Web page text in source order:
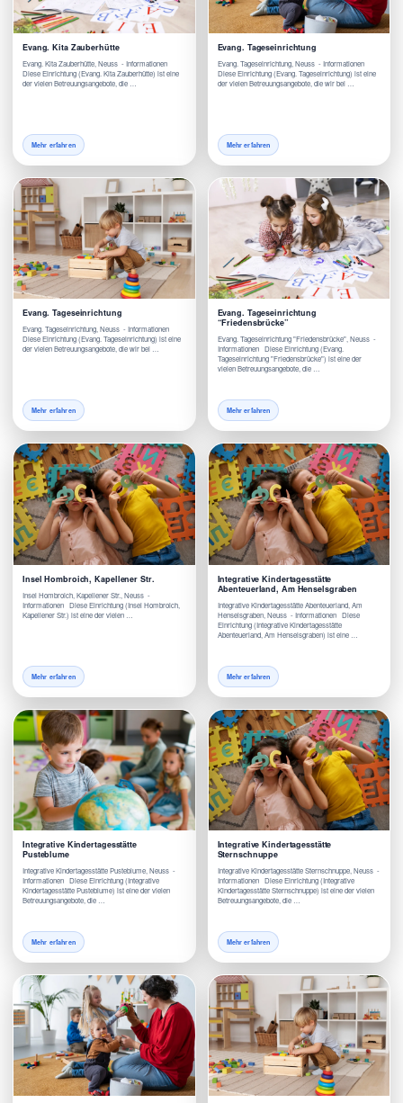
Evang. Kita Zauberhütte
Evang. Kita Zauberhütte, Neuss - Informationen
Diese Einrichtung (Evang. Kita Zauberhütte) ist eine
der vielen Betreuungsangebote, die …
Mehr erfahren
Evang. Tageseinrichtung
Evang. Tageseinrichtung, Neuss - Informationen
Diese Einrichtung (Evang. Tageseinrichtung) ist eine
der vielen Betreuungsangebote, die wir bei …
Mehr erfahren
Evang. Tageseinrichtung
Evang. Tageseinrichtung, Neuss - Informationen
Diese Einrichtung (Evang. Tageseinrichtung) ist eine
der vielen Betreuungsangebote, die wir bei …
Mehr erfahren
Evang. Tageseinrichtung
“Friedensbrücke”
Evang. Tageseinrichtung "Friedensbrücke", Neuss -
Informationen Diese Einrichtung (Evang.
Tageseinrichtung "Friedensbrücke") ist eine der
vielen Betreuungsangebote, die …
Mehr erfahren
Insel Hombroich, Kapellener Str.
Insel Hombroich, Kapellener Str., Neuss -
Informationen Diese Einrichtung (Insel Hombroich,
Kapellener Str.) ist eine der vielen …
Mehr erfahren
Integrative Kindertagesstätte
Abenteuerland, Am Henselsgraben
Integrative Kindertagesstätte Abenteuerland, Am
Henselsgraben, Neuss - Informationen Diese
Einrichtung (Integrative Kindertagesstätte
Abenteuerland, Am Henselsgraben) ist eine …
Mehr erfahren
Integrative Kindertagesstätte
Pusteblume
Integrative Kindertagesstätte Pusteblume, Neuss -
Informationen Diese Einrichtung (Integrative
Kindertagesstätte Pusteblume) ist eine der vielen
Betreuungsangebote, die …
Mehr erfahren
Integrative Kindertagesstätte
Sternschnuppe
Integrative Kindertagesstätte Sternschnuppe, Neuss -
Informationen Diese Einrichtung (Integrative
Kindertagesstätte Sternschnuppe) ist eine der vielen
Betreuungsangebote, die …
Mehr erfahren